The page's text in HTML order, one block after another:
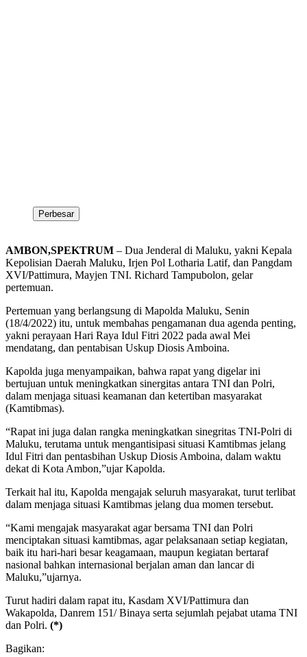
Perbesar
AMBON,SPEKTRUM – Dua Jenderal di Maluku, yakni Kepala
Kepolisian Daerah Maluku, Irjen Pol Lotharia Latif, dan Pangdam
XVI/Pattimura, Mayjen TNI. Richard Tampubolon, gelar
pertemuan.
Pertemuan yang berlangsung di Mapolda Maluku, Senin
(18/4/2022) itu, untuk membahas pengamanan dua agenda penting,
yakni perayaan Hari Raya Idul Fitri 2022 pada awal Mei
mendatang, dan pentabisan Uskup Diosis Amboina.
Kapolda juga menyampaikan, bahwa rapat yang digelar ini
bertujuan untuk meningkatkan sinergitas antara TNI dan Polri,
dalam menjaga situasi keamanan dan ketertiban masyarakat
(Kamtibmas).
“Rapat ini juga dalan rangka meningkatkan sinegritas TNI-Polri di
Maluku, terutama untuk mengantisipasi situasi Kamtibmas jelang
Idul Fitri dan pentasbihan Uskup Diosis Amboina, dalam waktu
dekat di Kota Ambon,”ujar Kapolda.
Terkait hal itu, Kapolda mengajak seluruh masyarakat, turut terlibat
dalam menjaga situasi Kamtibmas jelang dua momen tersebut.
“Kami mengajak masyarakat agar bersama TNI dan Polri
menciptakan situasi kamtibmas, agar pelaksanaan setiap kegiatan,
baik itu hari-hari besar keagamaan, maupun kegiatan bertaraf
nasional bahkan internasional berjalan aman dan lancar di
Maluku,”ujarnya.
Turut hadiri dalam rapat itu, Kasdam XVI/Pattimura dan
Wakapolda, Danrem 151/ Binaya serta sejumlah pejabat utama TNI
dan Polri. (*)
Bagikan: